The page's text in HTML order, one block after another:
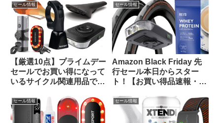
で】
【Amazon プライムデーセ
ール】
セール情報
【厳選10点】プライムデー
セールでお買い得になって
いるサイクル関連用品で未
してみました
セール情報
Amazon Black Friday 先
行セール本日からスター
ト！【お買い得品速報・
セール情報 セール情報